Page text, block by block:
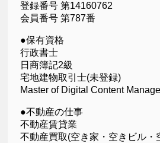
登録番号 第14160762
会員番号 第787番
●保有資格
行政書士
日商簿記2級
宅地建物取引士(未登録)
Master of Digital Content
●不動産の仕事
不動産賃貸業
不動産買取(空き家・空きビル・